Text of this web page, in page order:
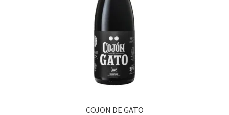
COJON DE GATO